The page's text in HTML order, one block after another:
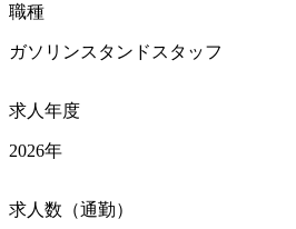
職種
ガソリンスタンドスタッフ
求人年度
2026年
求人数（通勤）